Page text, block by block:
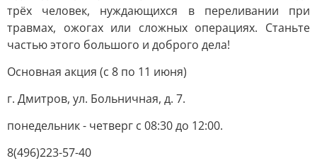
трёх человек, нуждающихся в переливании при
травмах, ожогах или сложных операциях. Станьте
частью этого большого и доброго дела!
Основная акция (с 8 по 11 июня)
г. Дмитров, ул. Больничная, д. 7.
понедельник - четверг с 08:30 до 12:00.
8(496)223-57-40